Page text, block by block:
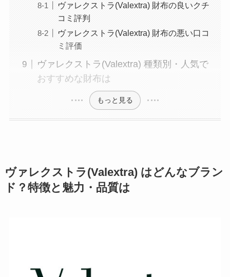
ヴァレクストラ(Valextra) 財布の良いクチ
コミ評判
ヴァレクストラ(Valextra) 財布の悪い口コ
ミ評価
ヴァレクストラ(Valextra) 種類別・人気で
おすすめな財布は
もっと見る
ヴァレクストラ(Valextra) はどんなブラン
ド？特徴と魅力・品質は